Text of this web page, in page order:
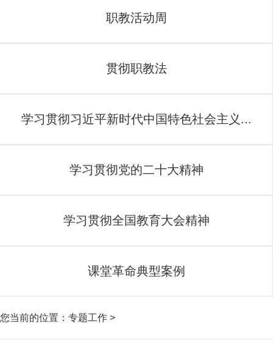
职教活动周
贯彻职教法
学习贯彻习近平新时代中国特色社会主义...
学习贯彻党的二十大精神
学习贯彻全国教育大会精神
课堂革命典型案例
您当前的位置： 专题工作 >